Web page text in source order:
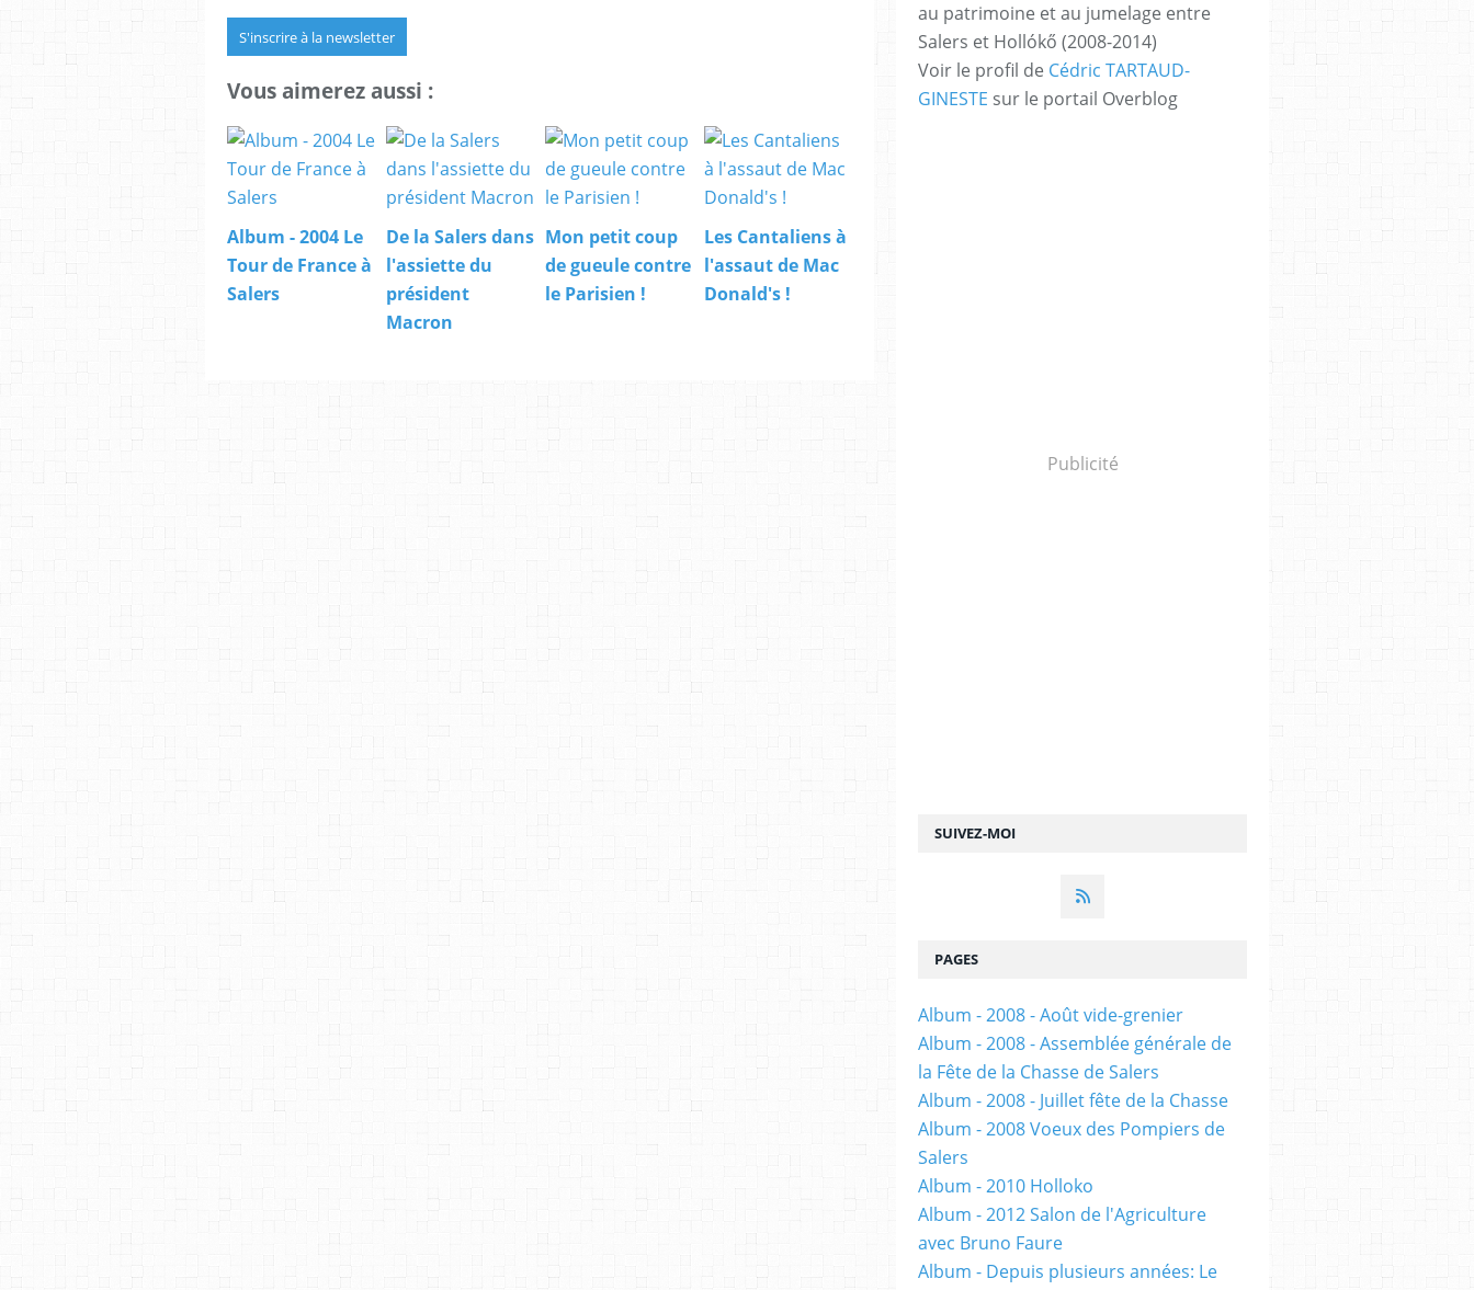
S'inscrire à la newsletter
Vous aimerez aussi :
Album - 2004 Le
Tour de France à
Salers
De la Salers dans
l'assiette du
président
Macron
Mon petit coup
de gueule contre
le Parisien !
Les Cantaliens à
l'assaut de Mac
Donald's !
SUIVEZ-MOI
au patrimoine et au jumelage entre
Salers et Hollókő (2008-2014)
Voir le profil de Cédric TARTAUD-
GINESTE sur le portail Overblog
Publicité
PAGES
Album - 2008 - Août vide-grenier
Album - 2008 - Assemblée générale de
la Fête de la Chasse de Salers
Album - 2008 - Juillet fête de la Chasse
Album - 2008 Voeux des Pompiers de
Salers
Album - 2010 Holloko
Album - 2012 Salon de l'Agriculture
avec Bruno Faure
Album - Depuis plusieurs années: Le